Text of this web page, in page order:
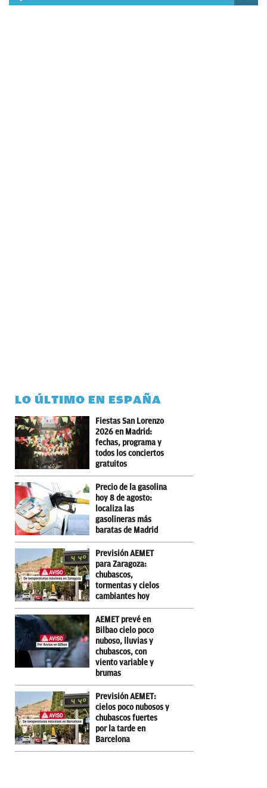
LO ÚLTIMO EN ESPAÑA
Fiestas San Lorenzo
2026 en Madrid:
fechas, programa y
todos los conciertos
gratuitos
Precio de la gasolina
hoy 8 de agosto:
localiza las
gasolineras más
baratas de Madrid
Previsión AEMET
para Zaragoza:
chubascos,
tormentas y cielos
cambiantes hoy
AEMET prevé en
Bilbao cielo poco
nuboso, lluvias y
chubascos, con
viento variable y
brumas
Previsión AEMET:
cielos poco nubosos y
chubascos fuertes
por la tarde en
Barcelona